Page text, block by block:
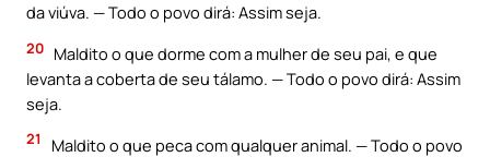
da viúva. — Todo o povo dirá: Assim seja.
20 Maldito o que dorme com a mulher de seu pai, e que
levanta a coberta de seu tálamo. — Todo o povo dirá: Assim
seja.
21
Maldito o que peca com qualquer animal. — Todo o povo